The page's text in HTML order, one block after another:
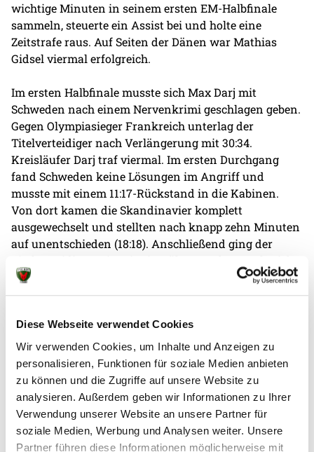
Diese Webseite verwendet Cookies
Wir verwenden Cookies, um Inhalte und Anzeigen zu
personalisieren, Funktionen für soziale Medien anbieten
zu können und die Zugriffe auf unsere Website zu
analysieren. Außerdem geben wir Informationen zu Ihrer
Verwendung unserer Website an unsere Partner für
soziale Medien, Werbung und Analysen weiter. Unsere
Partner führen diese Informationen möglicherweise mit
wichtige Minuten in seinem ersten EM-Halbfinale
sammeln, steuerte ein Assist bei und holte eine
Zeitstrafe raus. Auf Seiten der Dänen war Mathias
Gidsel viermal erfolgreich.
Im ersten Halbfinale musste sich Max Darj mit
Schweden nach einem Nervenkrimi geschlagen geben.
Gegen Olympiasieger Frankreich unterlag der
Titelverteidiger nach Verlängerung mit 30:34.
Kreisläufer Darj traf viermal. Im ersten Durchgang
fand Schweden keine Lösungen im Angriff und
musste mit einem 11:17-Rückstand in die Kabinen.
Von dort kamen die Skandinavier komplett
ausgewechselt und stellten nach knapp zehn Minuten
auf unentschieden (18:18). Anschließend ging der
mit dem Schlusspfiff und einem direkt verwandelten
Freiwurf die Verlängerung herbeiführte. Hier waren es
Ende die Nase vorne hatten.
Weitere News